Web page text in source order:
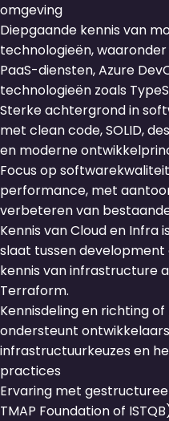
omgeving
Diepgaande kennis van
technologieën, waaronder
PaaS-diensten, Azure
technologieën zoals
Sterke achtergrond in
met clean code, SOLID,
en moderne
Focus op
performance, met
verbeteren van
Kennis van Cloud en Infra
slaat tussen
kennis van infrastructure
Terraform.
Kennisdeling en richting
ondersteunt
infrastructuurkeuzes en
practices
Ervaring met
TMAP Foundation of